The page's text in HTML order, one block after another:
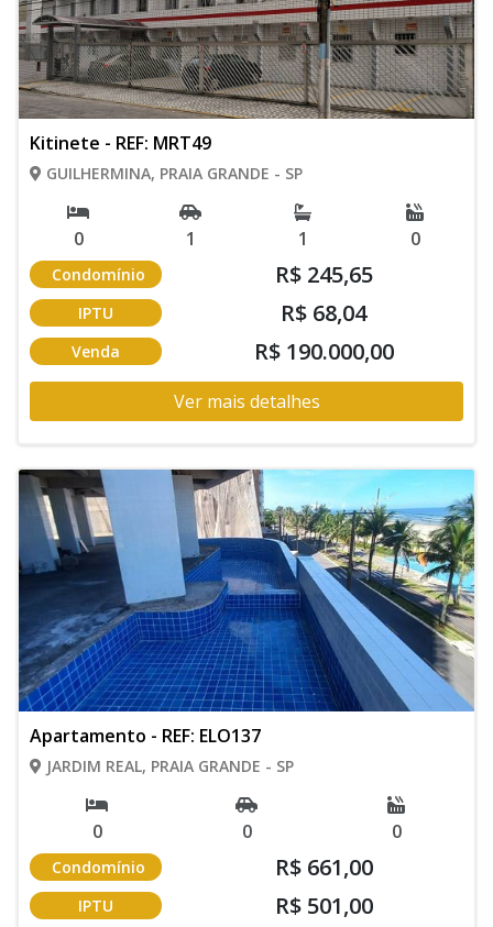
Kitinete - REF: MRT49
GUILHERMINA, PRAIA GRANDE - SP
0 1 1 0
Condomínio R$ 245,65
IPTU R$ 68,04
Venda R$ 190.000,00
Ver mais detalhes
Apartamento - REF: ELO137
JARDIM REAL, PRAIA GRANDE - SP
0 0 0
Condomínio R$ 661,00
IPTU R$ 501,00